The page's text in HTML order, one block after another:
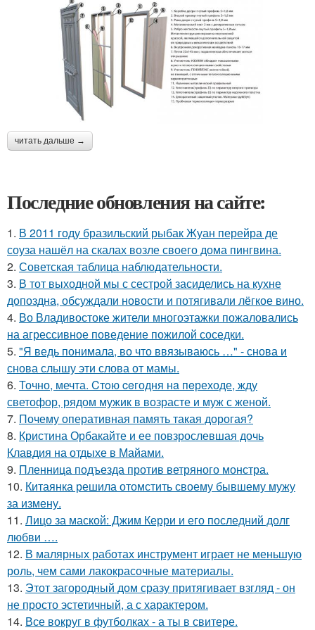
читать дальше →
Последние обновления на сайте:
1. В 2011 году бразильский рыбак Жуан перейра де
соуза нашёл на скалах возле своего дома пингвина.
2. Советская таблица наблюдательности.
3. В тот выходной мы с сестрой засиделись на кухне
допоздна, обсуждали новости и потягивали лёгкое вино.
4. Во Владивостоке жители многоэтажки пожаловались
на агрессивное поведение пожилой соседки.
5. "Я ведь понимала, во что ввязываюсь …" - снова и
снова слышу эти слова от мамы.
6. Точно, мечта. Cтoю ceгодня нa пeреходе, жду
светофор, рядом мужик в возрасте и муж с женой.
7. Почему оперативная память такая дорогая?
8. Кристина Орбакайте и ее повзрослевшая дочь
Клавдия на отдыхе в Майами.
9. Пленница подъезда против ветряного монстра.
10. Китаянка решила отомстить своему бывшему мужу
за измену.
11. Лицо за маской: Джим Керри и его последний долг
любви ….
12. В малярных работах инструмент играет не меньшую
роль, чем сами лакокрасочные материалы.
13. Этот загородный дом сразу притягивает взгляд - он
не просто эстетичный, а с характером.
14. Все вокруг в футболках - а ты в свитере.